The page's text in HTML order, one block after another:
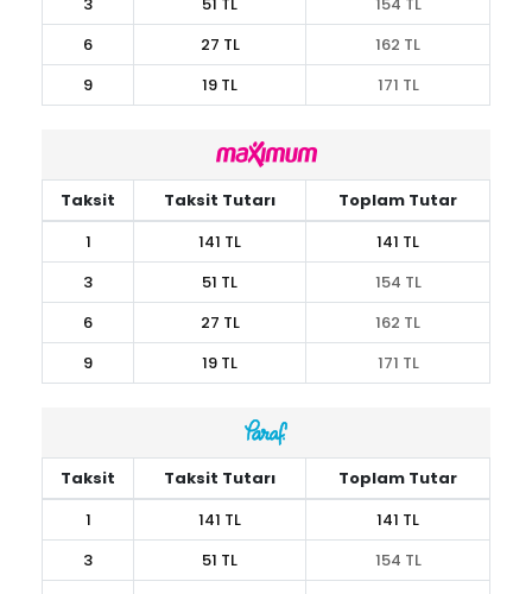
6
27 TL
162 TL
9
19 TL 171 TL
Taksit Taksit Tutarı
Toplam Tutar
1
141 TL
141 TL
3
51 TL
154 TL
6
27 TL
162 TL
9
19 TL 171 TL
Taksit Taksit Tutarı
Toplam Tutar
1
141 TL
141 TL
3
51 TL
154 TL